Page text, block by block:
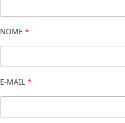
NOME *
E-MAIL *